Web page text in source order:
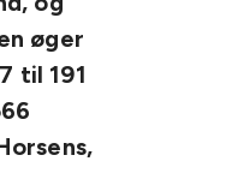
øger
til 191